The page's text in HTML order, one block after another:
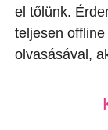
el tőlünk.
teljesen
olvasásával,